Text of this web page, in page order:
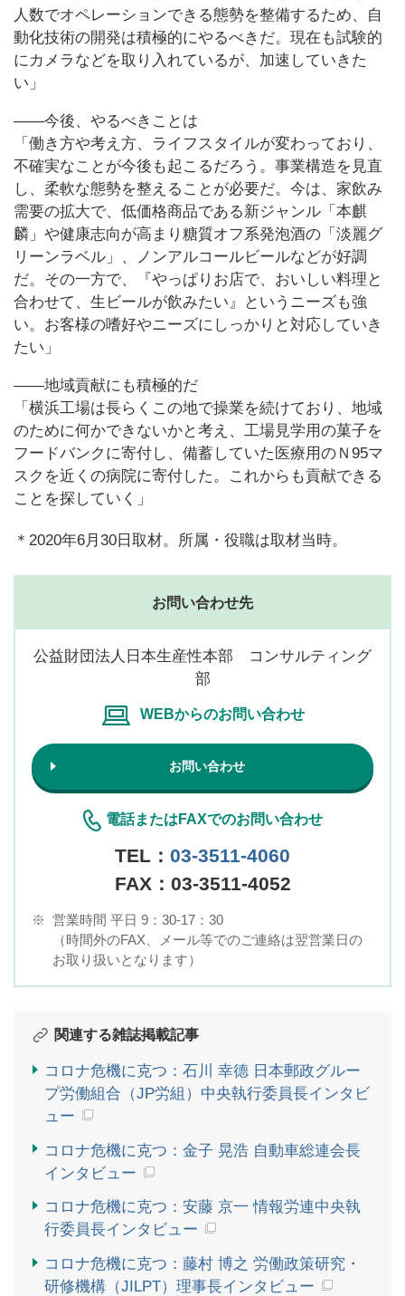
人数でオペレーションできる態勢を整備するため、自
動化技術の開発は積極的にやるべきだ。現在も試験的
にカメラなどを取り入れているが、加速していきた
い」
――今後、やるべきことは
「働き方や考え方、ライフスタイルが変わっており、
不確実なことが今後も起こるだろう。事業構造を見直
し、柔軟な態勢を整えることが必要だ。今は、家飲み
需要の拡大で、低価格商品である新ジャンル「本麒
麟」や健康志向が高まり糖質オフ系発泡酒の「淡麗グ
リーンラベル」、ノンアルコールビールなどが好調
だ。その一方で、『やっぱりお店で、おいしい料理と
合わせて、生ビールが飲みたい』というニーズも強
い。お客様の嗜好やニーズにしっかりと対応していき
たい」
――地域貢献にも積極的だ
「横浜工場は長らくこの地で操業を続けており、地域
のために何かできないかと考え、工場見学用の菓子を
フードバンクに寄付し、備蓄していた医療用のＮ95マ
スクを近くの病院に寄付した。これからも貢献できる
ことを探していく」
＊2020年6月30日取材。所属・役職は取材当時。
お問い合わせ先
公益財団法人日本生産性本部 コンサルティング
部
WEBからのお問い合わせ
お問い合わせ
電話またはFAXでのお問い合わせ
TEL： 03-3511-4060
FAX：03-3511-4052
※ 営業時間 平日 9：30-17：30
（時間外のFAX、メール等でのご連絡は翌営業日の
お取り扱いとなります）
関連する雑誌掲載記事
コロナ危機に克つ：石川 幸德 日本郵政グルー
プ労働組合（JP労組）中央執行委員長インタビ
ュー
コロナ危機に克つ：金子 晃浩 自動車総連会長
インタビュー
コロナ危機に克つ：安藤 京一 情報労連中央執
行委員長インタビュー
コロナ危機に克つ：藤村 博之 労働政策研究・
研修機構（JILPT）理事長インタビュー